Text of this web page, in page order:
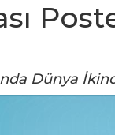
Dünya
Üniversitesi
Hastanesi
Masa